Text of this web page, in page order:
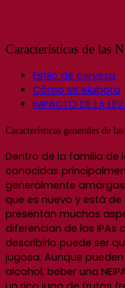
Características de las
Estilo de cerveza
Cómo se elabora
IMPACTO DE LA
Características generales de
Dentro de la familia de
conocidas
generalmente
que es nuevo y está de
presentan muchos
diferencian de las IPAs
describirlo puede ser
jugosa. Aunque
alcohol, beber una